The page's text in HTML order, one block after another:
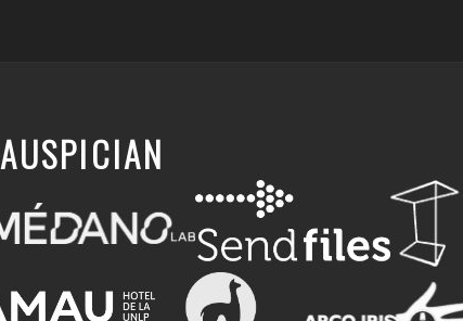
AUSPICIAN